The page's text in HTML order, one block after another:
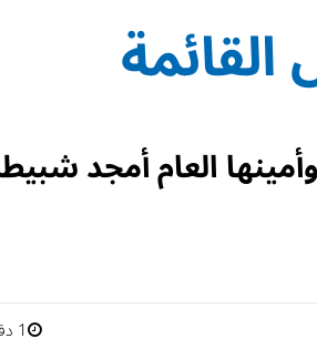
العام أمجد
1 دقائق